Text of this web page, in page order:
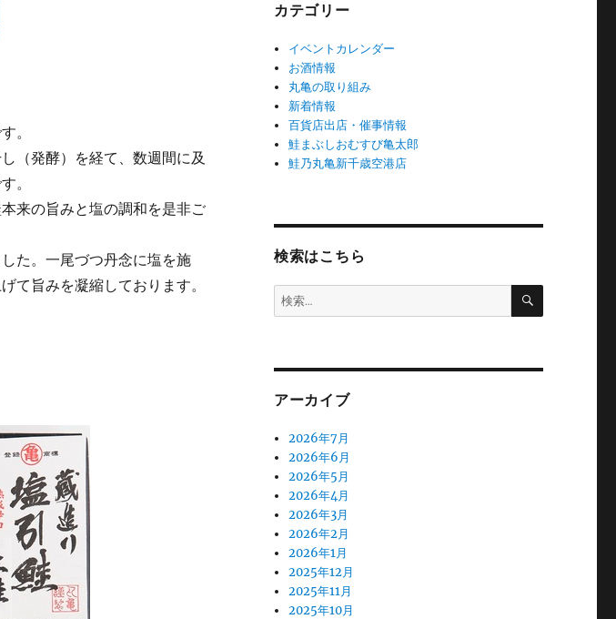
。
（発酵）を経て、数週間に及
。
来の旨みと塩の調和を是非ご
た。一尾づつ丹念に塩を施
て旨みを凝縮しております。
カテゴリー
イベントカレンダー
お酒情報
丸亀の取り組み
新着情報
百貨店出店・催事情報
鮭まぶしおむすび亀太郎
鮭乃丸亀新千歳空港店
検索はこちら
検
索:
検
アーカイブ
2026年7月
2026年6月
2026年5月
2026年4月
2026年3月
2026年2月
2026年1月
2025年12月
2025年11月
2025年10月